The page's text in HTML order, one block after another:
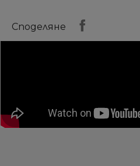
Споделяне